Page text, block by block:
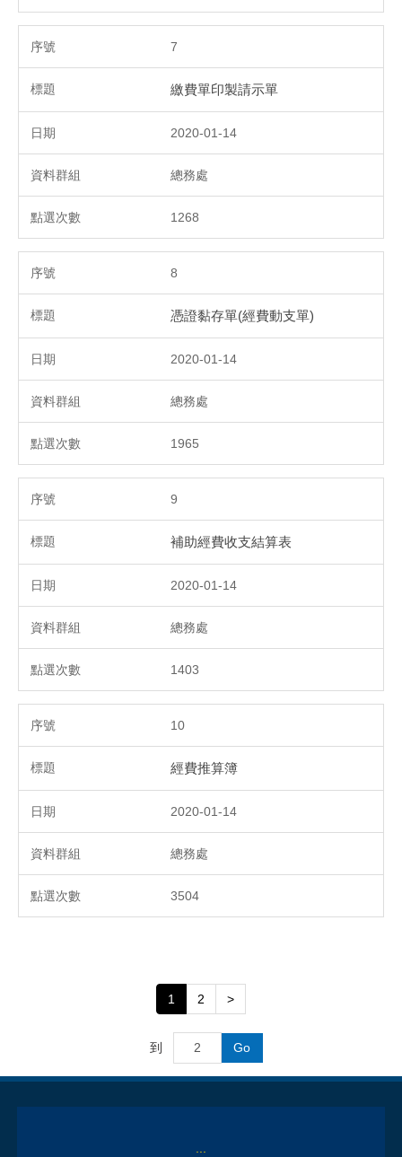
7
繳費單印製請示單
2020-01-14
總務處
1268
8
憑證黏存單(經費動支單)
2020-01-14
總務處
1965
9
補助經費收支結算表
2020-01-14
總務處
1403
10
經費推算簿
2020-01-14
總務處
3504
1 2 >
到 Go
:::